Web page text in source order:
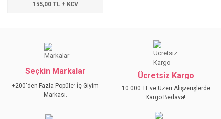
155,00 TL + KDV
Seçkin Markalar
+200'den Fazla Popüler İç Giyim
Markası.
Ücretsiz Kargo
10.000 TL ve Üzeri Alışverişlerde
Kargo Bedava!